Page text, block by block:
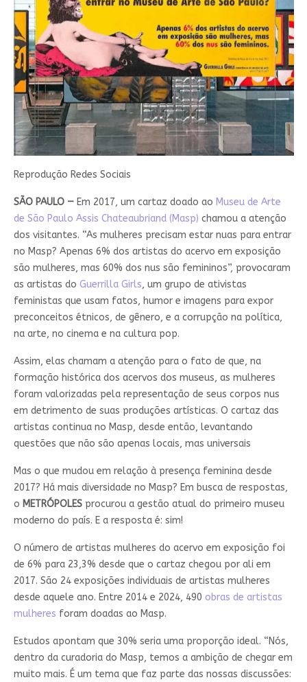
Reprodução Redes Sociais
SÃO PAULO —Em 2017, um cartaz doado ao Museu de Arte
de São Paulo Assis Chateaubriand (Masp) chamou a atenção
dos visitantes. “As mulheres precisam estar nuas para entrar
no Masp? Apenas 6% dos artistas do acervo em exposição
são mulheres, mas 60% dos nus são femininos”, provocaram
as artistas do Guerrilla Girls, um grupo de ativistas
feministas que usam fatos, humor e imagens para expor
preconceitos étnicos, de gênero, e a corrupção na política,
na arte, no cinema e na cultura pop.
Assim, elas chamam a atenção para o fato de que, na
formação histórica dos acervos dos museus, as mulheres
foram valorizadas pela representação de seus corpos nus
em detrimento de suas produções artísticas. O cartaz das
artistas continua no Masp, desde então, levantando
questões que não são apenas locais, mas universais
Mas o que mudou em relação à presença feminina desde
2017? Há mais diversidade no Masp? Em busca de respostas,
o METRÓPOLESprocurou a gestão atual do primeiro museu
moderno do país. E a resposta é: sim!
O número de artistas mulheres do acervo em exposição foi
de 6% para 23,3% desde que o cartaz chegou por ali em
2017. São 24 exposições individuais de artistas mulheres
desde aquele ano. Entre 2014 e 2024, 490 obras de artistas
mulheres foram doadas ao Masp.
Estudos apontam que 30% seria uma proporção ideal. “Nós,
dentro da curadoria do Masp, temos a ambição de chegar em
muito mais. É um tema que faz parte das nossas discussões: